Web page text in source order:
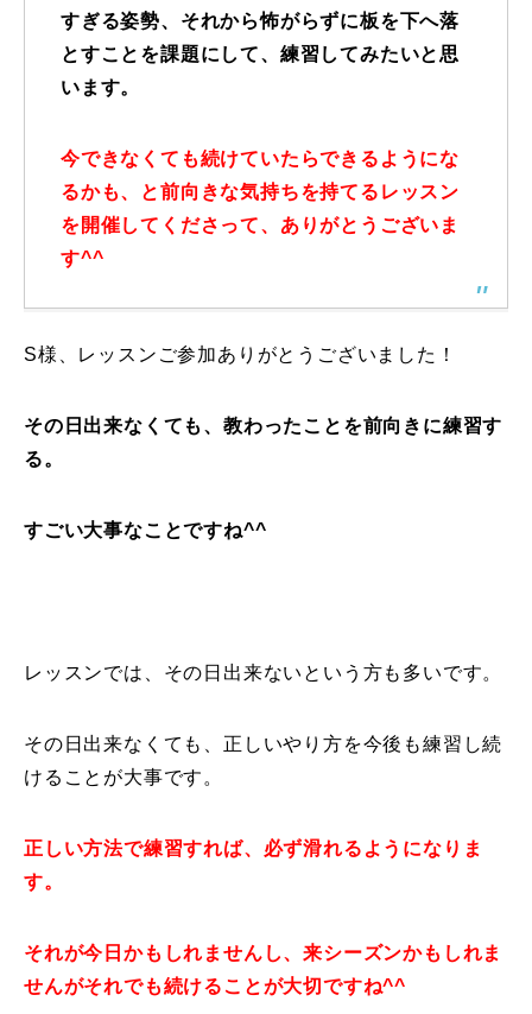
レッスン動画一覧
コブ斜面の滑り方解説動画
プレゼント Present
プレゼント付メルマガ
お問合せ 特定商取引法に基づく表記 プライバシーポリシー
すぎる姿勢、それから怖がらずに板を下へ落
とすことを課題にして、練習してみたいと思
います。
今できなくても続けていたらできるようにな
るかも、と前向きな気持ちを持てるレッスン
を開催してくださって、ありがとうございま
す^^
S様、レッスンご参加ありがとうございました！
その日出来なくても、教わったことを前向きに練習す
る。
すごい大事なことですね^^
レッスンでは、その日出来ないという方も多いです。
その日出来なくても、正しいやり方を今後も練習し続
けることが大事です。
正しい方法で練習すれば、必ず滑れるようになりま
す。
それが今日かもしれませんし、来シーズンかもしれま
せんがそれでも続けることが大切ですね^^